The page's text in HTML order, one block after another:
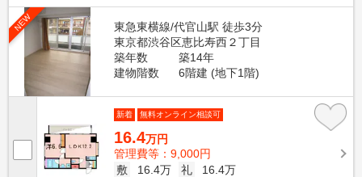
NEW
東急東横線/代官山駅 徒歩3分
東京都渋谷区恵比寿西２丁目
築年数
築14年
建物階数
6階建 (地下1階)
新着 無料オンライン相談可
16.4万円
管理費等：9,000円
敷
16.4万 礼
16.4万